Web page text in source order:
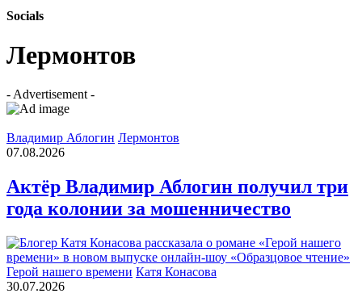
Socials
Лермонтов
- Advertisement -
Владимир Аблогин Лермонтов
07.08.2026
Актёр Владимир Аблогин получил три
года колонии за мошенничество
Герой нашего времени Катя Конасова
30.07.2026